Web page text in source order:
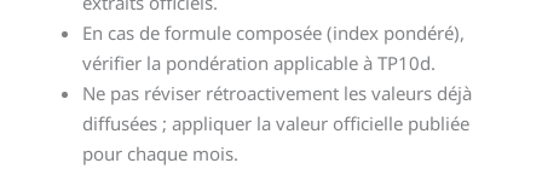
En cas de formule composée (index pondéré),
vérifier la pondération applicable à TP10d.
Ne pas réviser rétroactivement les valeurs déjà
diffusées ; appliquer la valeur officielle publiée
pour chaque mois.